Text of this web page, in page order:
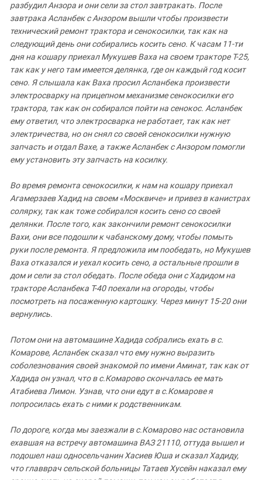
разбудил Анзора и они сели за стол завтракать. После
завтрака Асланбек с Анзоромвышли чтобы произвести
технический ремонт трактора и сенокосилки, так как на
следующий день они собирались косить сено. К часам11-ти
дня на кошару приехал Мукушев Ваха на своем тракторе Т-25,
так как у него там имеется делянка, где он каждый год косит
сено. Я слышала как Ваха просил Асланбека произвести
электросварку на прицепном механизме сенокосилки его
трактора, так как он собирался пойти на сенокос. Асланбек
ему ответил, что электросварка не работает, так как нет
электричества, но он снял со своей сенокосилки нужную
запчасть и отдал Вахе, а также Асланбек с Анзором помогли
ему установить эту запчасть на косилку.
Во время ремонта сенокосилки, к нам на кошару приехал
Агамерзаев Хадид на своем «Москвиче» и привез в канистрах
солярку, так как тоже собирался косить сено со своей
делянки. После того, как закончили ремонт сенокосилки
Вахи, они все подошли к чабанскомудому, чтобы помыть
руки после ремонта. Я предложила им пообедать, но Мукушев
Ваха отказался и уехал косить сено, а остальные прошлив
дом и сели за стол обедать. После обеда они с Хадидом на
тракторе Асланбека Т-40поехали на огороды, чтобы
посмотреть на посаженную картошку. Через минут15-20они
вернулись.
Потом они на автомашине Хадида собрались ехать в с.
Комарове, Асланбек сказал что ему нужно выразить
соболезнования своей знакомой по имени Аминат, так как от
Хадида он узнал, что вс.Комарово скончалась ее мать
Атабиева Лимон. Узнав, что они едут в с.Комарове я
попросилась ехать с ними к родственникам.
По дороге, когда мы заезжали в с.Комарово нас остановила
ехавшая на встречу автомашина ВАЗ21110, оттуда вышел и
подошелнаш односельчанин Хасиев Юша и сказал Хадиду,
что главврач сельской больницы Татаев Хусейн наказал ему